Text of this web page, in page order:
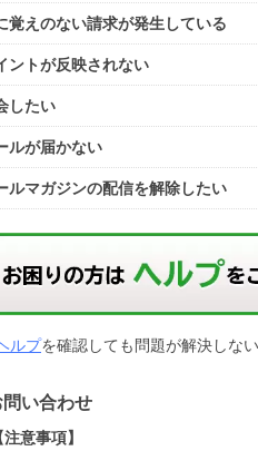
覚えのない請求が発生している
ントが反映されない
したい
ルが届かない
ルマガジンの配信を解除したい
ルプを確認しても問題が解決しな
問い合わせ
注意事項】